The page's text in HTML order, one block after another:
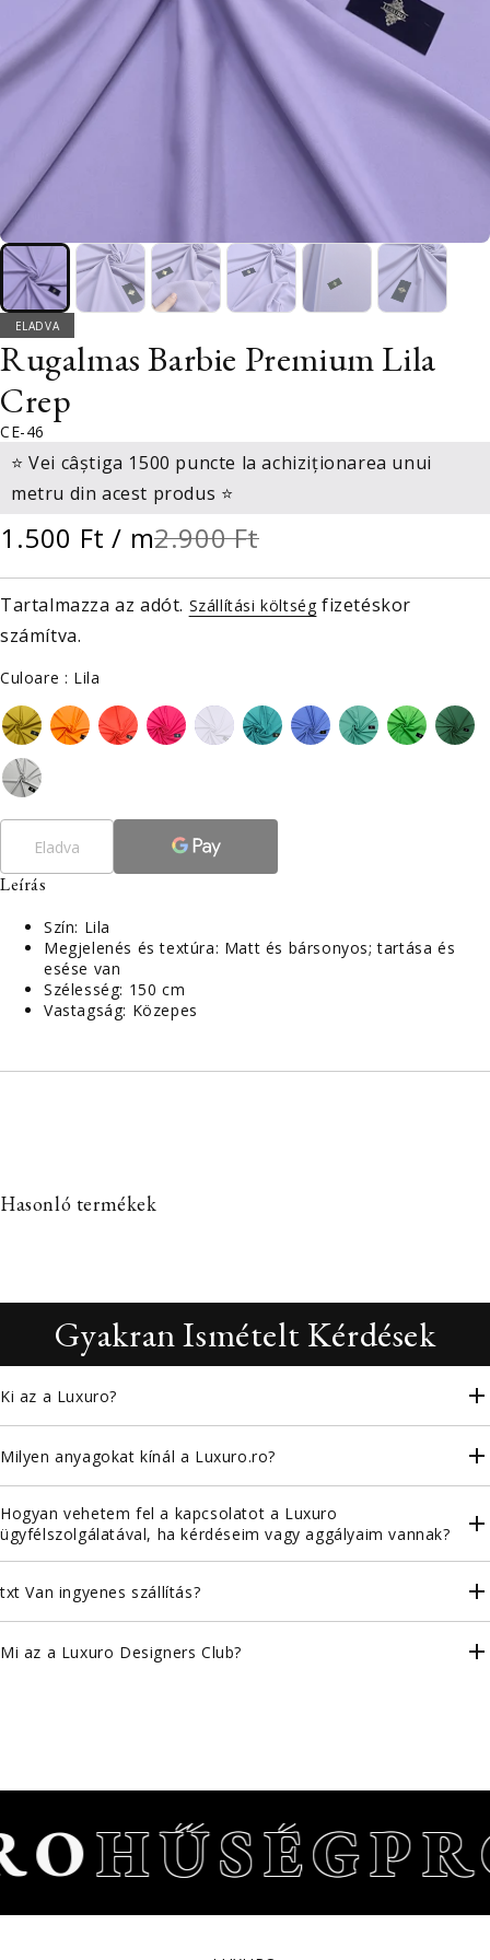
ELADVA
Rugalmas Barbie Premium Lila
Crep
CE-46
⭐ Vei câștiga 1500 puncte la achiziționarea unui
metru din acest produs ⭐
1.500 Ft / m2.900 Ft
Tartalmazza az adót. Szállítási költség fizetéskor
számítva.
Culoare : Lila
Eladva
Leírás
Szín: Lila
Megjelenés és textúra: Matt és bársonyos; tartása és
esése van
Szélesség: 150 cm
Vastagság: Közepes
Hasonló termékek
Gyakran Ismételt Kérdések
Ki az a Luxuro?
Milyen anyagokat kínál a Luxuro.ro?
Hogyan vehetem fel a kapcsolatot a Luxuro
ügyfélszolgálatával, ha kérdéseim vagy aggályaim vannak?
txt Van ingyenes szállítás?
Mi az a Luxuro Designers Club?